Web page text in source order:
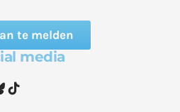
te melden
media